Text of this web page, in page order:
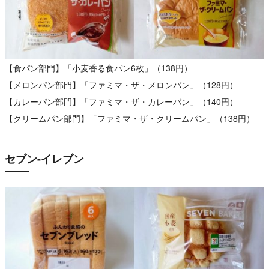
【食パン部門】「小麦香る食パン6枚」（138円）
【メロンパン部門】「ファミマ・ザ・メロンパン」（128円）
【カレーパン部門】「ファミマ・ザ・カレーパン」（140円）
【クリームパン部門】「ファミマ・ザ・クリームパン」（138円）
セブン-イレブン